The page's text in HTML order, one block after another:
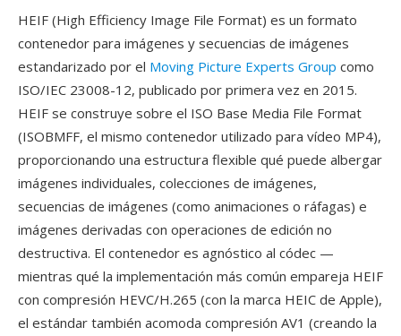
HEIF (High Efficiency Image File Format) es un formato
contenedor para imágenes y secuencias de imágenes
estandarizado por el Moving Picture Experts Group como
ISO/IEC 23008-12, publicado por primera vez en 2015.
HEIF se construye sobre el ISO Base Media File Format
(ISOBMFF, el mismo contenedor utilizado para vídeo MP4),
proporcionando una estructura flexible qué puede albergar
imágenes individuales, colecciones de imágenes,
secuencias de imágenes (como animaciones o ráfagas) e
imágenes derivadas con operaciones de edición no
destructiva. El contenedor es agnóstico al códec —
mientras qué la implementación más común empareja HEIF
con compresión HEVC/H.265 (con la marca HEIC de Apple),
el estándar también acomoda compresión AV1 (creando la